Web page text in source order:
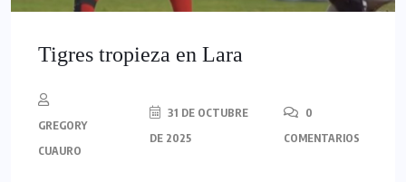
Tigres tropieza en Lara
GREGORY
CUAURO
31 DE OCTUBRE
DE 2025
0
COMENTARIOS